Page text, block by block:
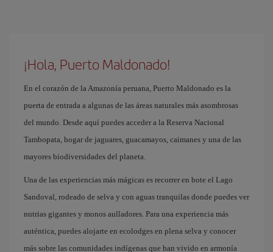
¡Hola, Puerto Maldonado!
En el corazón de la Amazonía peruana, Puerto Maldonado es la
puerta de entrada a algunas de las áreas naturales más asombrosas
del mundo. Desde aquí puedes acceder a la Reserva Nacional
Tambopata, hogar de jaguares, guacamayos, caimanes y una de las
mayores biodiversidades del planeta.
Una de las experiencias más mágicas es recorrer en bote el Lago
Sandoval, rodeado de selva y con aguas tranquilas donde puedes ver
nutrias gigantes y monos aulladores. Para una experiencia más
auténtica, puedes alojarte en ecolodges en plena selva y conocer
más sobre las comunidades indígenas que han vivido en armonía